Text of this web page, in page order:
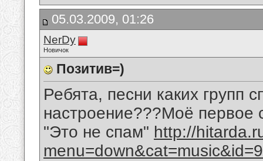
05.03.2009, 01:26
NerDy
Новичок
Позитив=)
Ребята, песни каких групп
настроение???Моё первое
"Это не спам" http://
menu=down&cat=music&id=9